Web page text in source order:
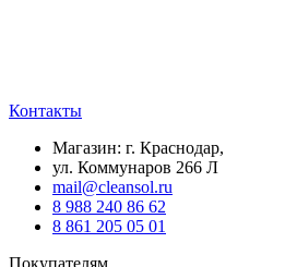
Контакты
Магазин: г. Краснодар,
ул. Коммунаров 266 Л
mail@cleansol.ru
8 988 240 86 62
8 861 205 05 01